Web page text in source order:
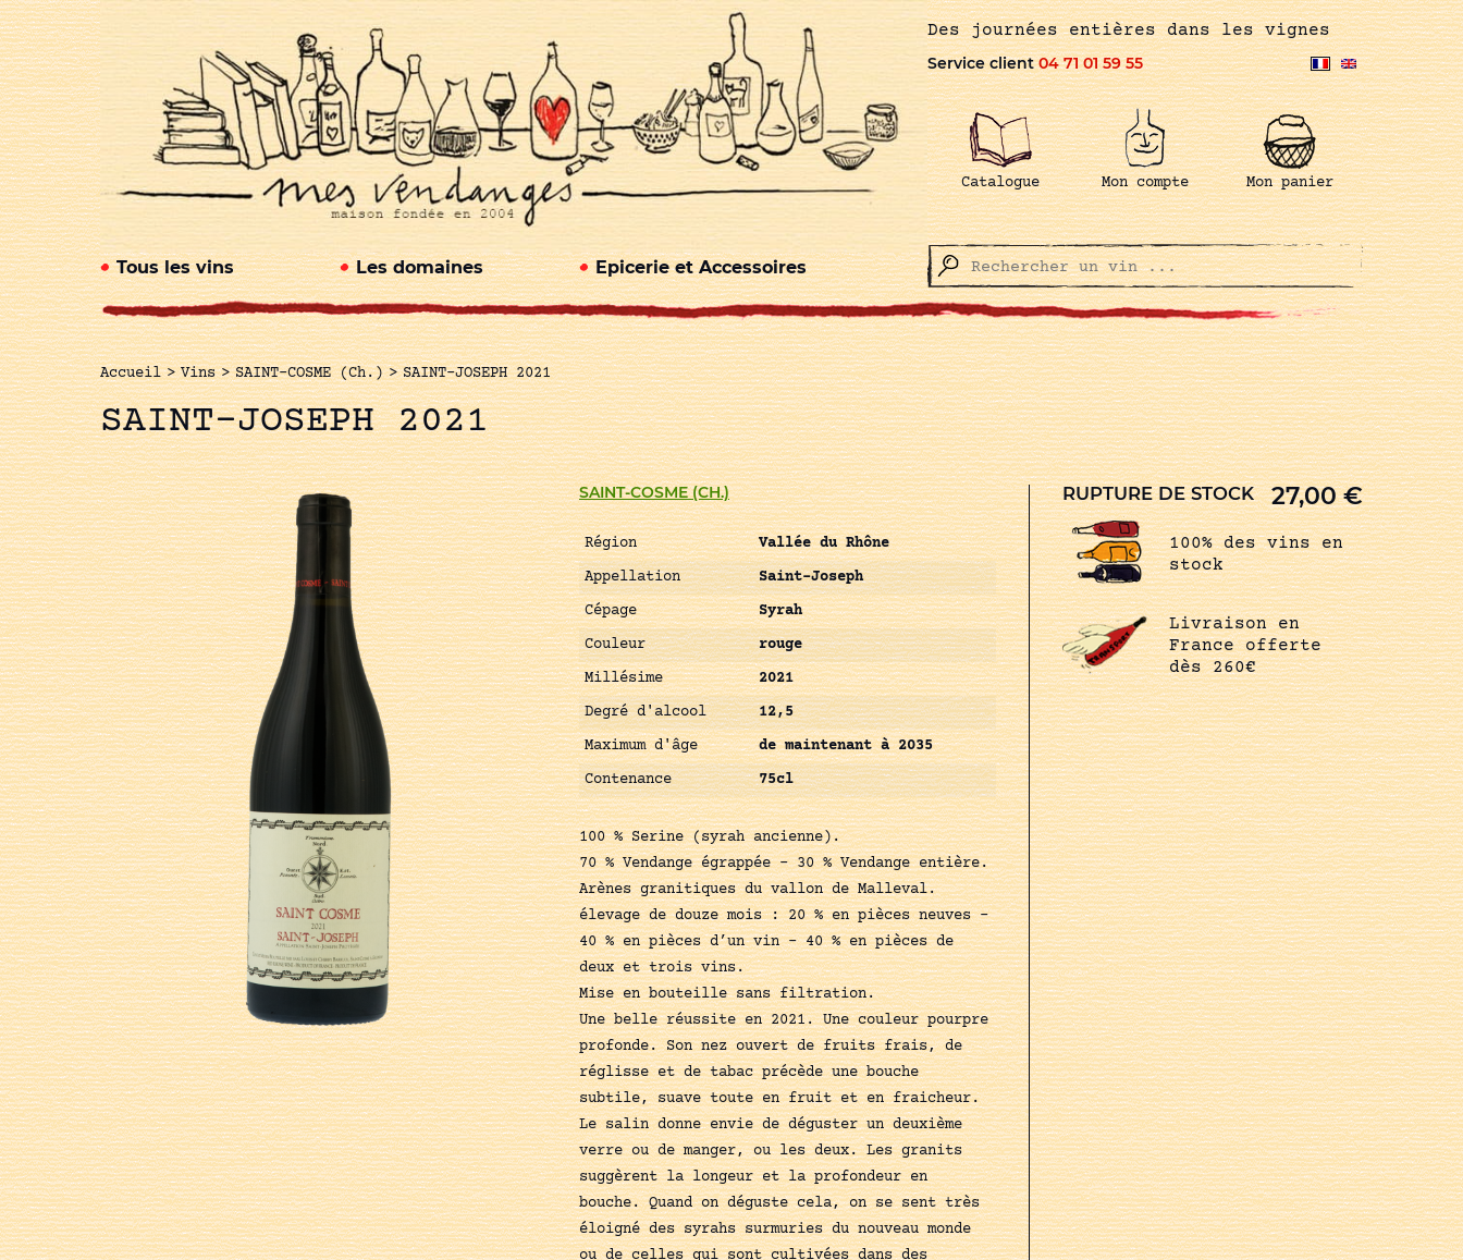
Des journées entières dans les vignes
Service client04 71 01 59 55
Catalogue Mon compte Mon panier
Tous les vins Les domaines Epicerie et Accessoires
Accueil > Vins > SAINT-COSME (Ch.) > SAINT-JOSEPH 2021
SAINT-JOSEPH 2021
SAINT-COSME (CH.)
Région
Vallée du Rhône
Appellation
Saint-Joseph
Cépage
Syrah
Couleur
rouge
Millésime
2021
Degré d'alcool
12,5
Maximum d'âge
de maintenant à 2035
Contenance
75cl
100 % Serine (syrah ancienne).
70 % Vendange égrappée – 30 % Vendange entière.
Arènes granitiques du vallon de Malleval.
élevage de douze mois : 20 % en pièces neuves –
40 % en pièces d’un vin – 40 % en pièces de
deux et trois vins.
Mise en bouteille sans filtration.
Une belle réussite en 2021. Une couleur pourpre
profonde. Son nez ouvert de fruits frais, de
réglisse et de tabac précède une bouche
subtile, suave toute en fruit et en fraicheur.
Le salin donne envie de déguster un deuxième
verre ou de manger, ou les deux. Les granits
suggèrent la longeur et la profondeur en
bouche. Quand on déguste cela, on se sent très
éloigné des syrahs surmuries du nouveau monde
ou de celles qui sont cultivées dans des
RUPTURE DE STOCK 27,00€
100% des vins en
stock
Livraison en
France offerte
dès 260€